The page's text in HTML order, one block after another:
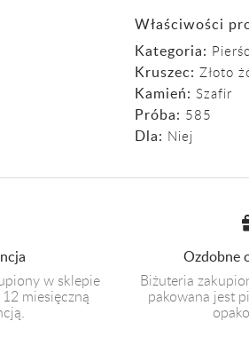
Właściwości
Kategoria:
Kruszec: Złoto
Kamień: Szafir
Próba: 585
Dla: Niej
w sklepie
miesięczną
Ozdobne
Biżuteria
pakowana jest